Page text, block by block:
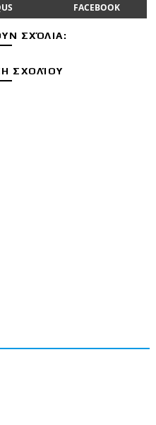
FACEBOOK
ΣΧΌΛΙΑ:
ΣΧΟΛΊΟΥ